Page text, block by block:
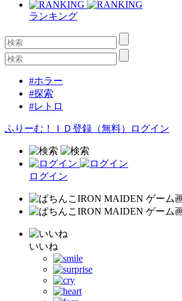
ランキング
#ホラー
#探索
#レトロ
ふりーむ！ＩＤ登録（無料） ログイン
ログイン
いいね